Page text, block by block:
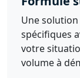
Une
spécifiques
votre
volume à